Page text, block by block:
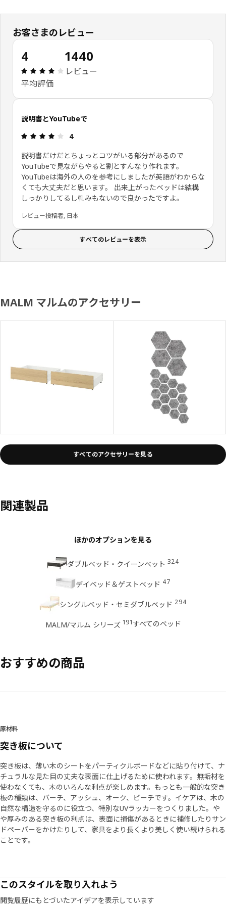
お客さまのレビュー
4
レビュー: 4 5 星の数 総レビュー: 1440
平均評価
1440
レビュー
説明書とYouTubeで
レビュー: 4 5 星の数
4
説明書だけだとちょっとコツがいる部分があるので
YouTubeで見ながらやると割とすんなり作れます。
YouTubeは海外の人のを参考にしましたが英語がわからな
くても大丈夫だと思います。 出来上がったベッドは結構
しっかりしてるし軋みもないので良かったですよ。
レビュー投稿者, 日本
すべてのレビューを表示
MALM マルムのアクセサリー
すべてのアクセサリーを見る
関連製品
ほかのオプションを見る
ダブルベッド・クイーンベット 324
デイベッド＆ゲストベッド 47
シングルベッド・セミダブルベッド 294
MALM/マルム シリーズ 191すべてのベッド
おすすめの商品
原材料
突き板について
突き板は、薄い木のシートをパーティクルボードなどに貼り付けて、ナ
チュラルな見た目の丈夫な表面に仕上げるために使われます。無垢材を
使わなくても、木のいろんな利点が楽しめます。もっとも一般的な突き
板の種類は、バーチ、アッシュ、オーク、ビーチです。イケアは、木の
自然な構造を守るのに役立つ、特別なUVラッカーをつくりました。や
や厚みのある突き板の利点は、表面に損傷があるときに補修したりサン
ドペーパーをかけたりして、家具をより長くより美しく使い続けられる
ことです。
このスタイルを取り入れよう
閲覧履歴にもとづいたアイデアを表示しています